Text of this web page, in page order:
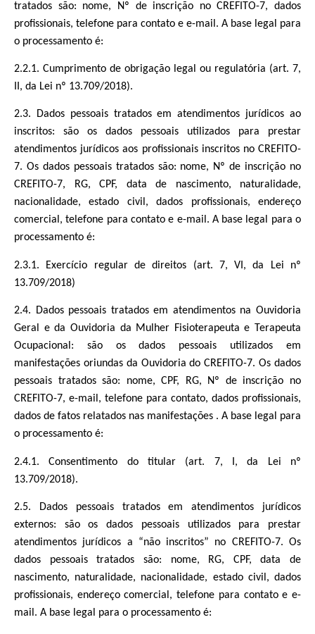
tratados são: nome, Nº de inscrição no CREFITO-7, dados
profissionais, telefone para contato e e-mail. A base legal para
o processamento é:
2.2.1. Cumprimento de obrigação legal ou regulatória (art. 7,
II, da Lei nº 13.709/2018).
2.3. Dados pessoais tratados em atendimentos jurídicos ao
inscritos: são os dados pessoais utilizados para prestar
atendimentos jurídicos aos profissionais inscritos no CREFITO-
7. Os dados pessoais tratados são: nome, Nº de inscrição no
CREFITO-7, RG, CPF, data de nascimento, naturalidade,
nacionalidade, estado civil, dados profissionais, endereço
comercial, telefone para contato e e-mail. A base legal para o
processamento é:
2.3.1. Exercício regular de direitos (art. 7, VI, da Lei nº
13.709/2018)
2.4. Dados pessoais tratados em atendimentos na Ouvidoria
Geral e da Ouvidoria da Mulher Fisioterapeuta e Terapeuta
Ocupacional: são os dados pessoais utilizados em
manifestações oriundas da Ouvidoria do CREFITO-7. Os dados
pessoais tratados são: nome, CPF, RG, Nº de inscrição no
CREFITO-7, e-mail, telefone para contato, dados profissionais,
dados de fatos relatados nas manifestações . A base legal para
o processamento é:
2.4.1. Consentimento do titular (art. 7, I, da Lei nº
13.709/2018).
2.5. Dados pessoais tratados em atendimentos jurídicos
externos: são os dados pessoais utilizados para prestar
atendimentos jurídicos a “não inscritos” no CREFITO-7. Os
dados pessoais tratados são: nome, RG, CPF, data de
nascimento, naturalidade, nacionalidade, estado civil, dados
profissionais, endereço comercial, telefone para contato e e-
mail. A base legal para o processamento é: